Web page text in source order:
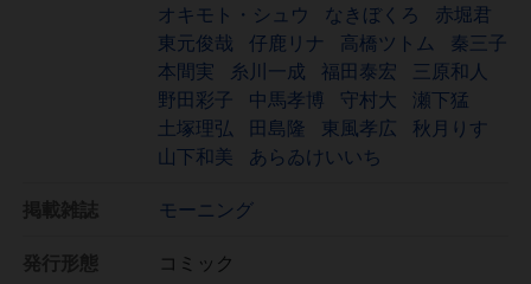
オキモト・シュウ
なきぼくろ
赤堀君
東元俊哉
仔鹿リナ 高橋ツトム
秦三子
本間実
糸川一成 福田泰宏
三原和人
野田彩子
中馬孝博 守村大
瀬下猛
土塚理弘
田島隆 東風孝広
秋月りす
山下和美
あらゐけいいち
モーニング
コミック